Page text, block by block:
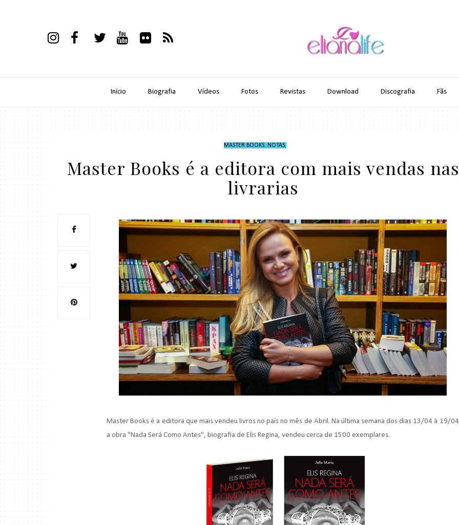
Início Biografia Vídeos Fotos Revistas Download Discografia Fãs
MASTER BOOKS, NOTAS,
Master Books é a editora com mais vendas nas
livrarias
Master Books é a editora que mais vendeu livros no país no mês de Abril. Na última semana dos dias 13/04 à 19/04
a obra "Nada Será Como Antes", biografia de Elis Regina, vendeu cerca de 1500 exemplares.